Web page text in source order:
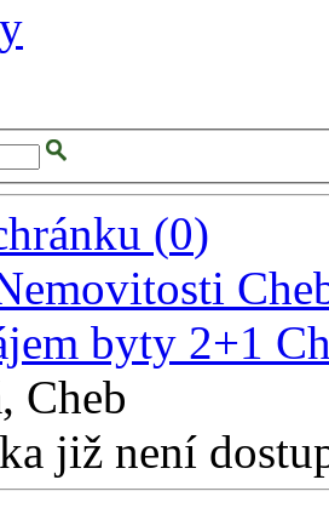
(0)
byty 2+1
Cheb
již není